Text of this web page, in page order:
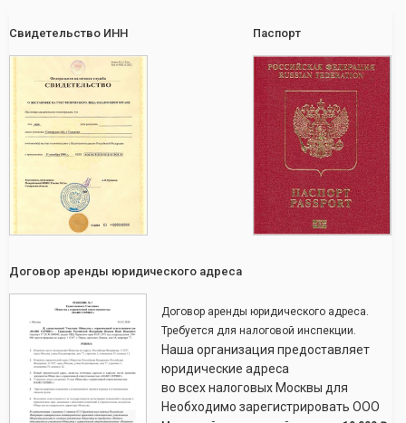
Свидетельство ИНН Паспорт
Договор аренды юридического адреса
Договор аренды юридического адреса.
Требуется для налоговой инспекции.
Наша организация предоставляет
юридические адреса
во всех налоговых Москвы для
Необходимо зарегистрировать ООО